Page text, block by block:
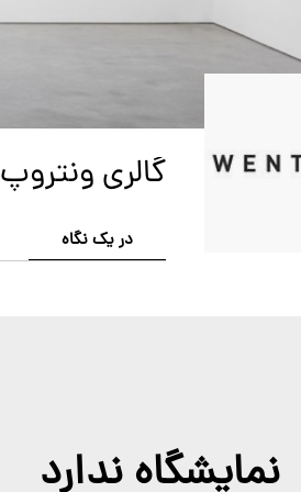
گالری ونتروپ
در یک نگاه
نمایشگاه ندارد